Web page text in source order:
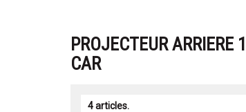
PROJECTEUR
CAR
4 articles.